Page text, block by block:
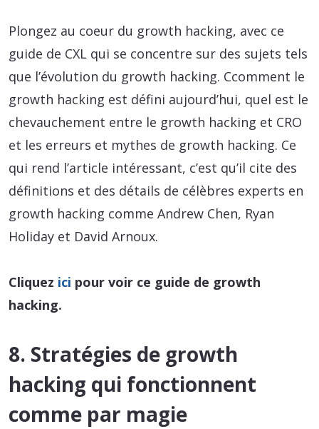
Plongez au coeur du growth hacking, avec ce
guide de CXL qui se concentre sur des sujets tels
que l’évolution du growth hacking. Ccomment le
growth hacking est défini aujourd’hui, quel est le
chevauchement entre le growth hacking et CRO
et les erreurs et mythes de growth hacking. Ce
qui rend l’article intéressant, c’est qu’il cite des
définitions et des détails de célèbres experts en
growth hacking comme Andrew Chen, Ryan
Holiday et David Arnoux.
Cliquez ici pour voir ce guide de growth
hacking.
8. Stratégies de growth
hacking qui fonctionnent
comme par magie